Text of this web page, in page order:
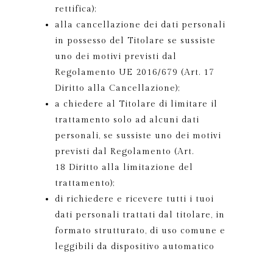
rettifica);
alla cancellazione dei dati personali
in possesso del Titolare se sussiste
uno dei motivi previsti dal
Regolamento UE 2016/679 (Art. 17
Diritto alla Cancellazione);
a chiedere al Titolare di limitare il
trattamento solo ad alcuni dati
personali, se sussiste uno dei motivi
previsti dal Regolamento (Art.
18 Diritto alla limitazione del
trattamento);
di richiedere e ricevere tutti i tuoi
dati personali trattati dal titolare, in
formato strutturato, di uso comune e
leggibili da dispositivo automatico